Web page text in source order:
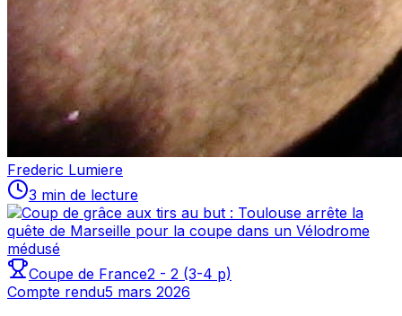
Frederic Lumiere
3 min de lecture
Coupe de France2 - 2 (3-4 p)
Compte rendu5 mars 2026